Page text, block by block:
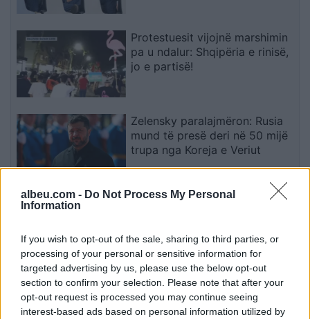
albeu.com - Do Not Process My Personal
Information
If you wish to opt-out of the sale, sharing to third parties, or
processing of your personal or sensitive information for
targeted advertising by us, please use the below opt-out
section to confirm your selection. Please note that after your
opt-out request is processed you may continue seeing
interest-based ads based on personal information utilized by
Protestuesit vijojnë marshimin
pa u ndalur: Shqipëria e rinisë,
jo e partisë!
Zelensky paralajmëron: Rusia
mund të presë deri në 50 mijë
trupa nga Koreja e Veriut
Ditëve shumë të nxehta po u
tregon se kur nis rënia e
temperaturave